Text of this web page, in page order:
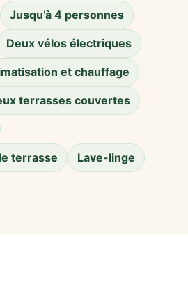
Jusqu’à 4 personnes
Deux vélos électriques
et chauffage
terrasses couvertes
terrasse Lave-linge